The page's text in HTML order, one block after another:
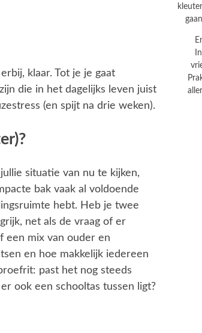
klaar. Tot je je gaat
die in het dagelijks leven juist
(en spijt na drie weken).
situatie van nu te kijken,
bak vaak al voldoende
hebt. Heb je twee
net als de vraag of er
een mix van ouder en
en hoe makkelijk iedereen
past het nog steeds
ook een schooltas tussen ligt?